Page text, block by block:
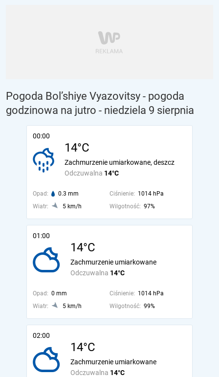
Pogoda Bol’shiye Vyazovitsy - pogoda
godzinowa na jutro - niedziela 9 sierpnia
00:00
14°C
Odczuwalna 14°C
Zachmurzenie umiarkowane, deszcz
Opad: 0.3 mm Ciśnienie: 1014 hPa
Wiatr:
5 km/h Wilgotność: 97%
01:00
14°C
Odczuwalna 14°C
Zachmurzenie umiarkowane
Opad: 0 mm Ciśnienie: 1014 hPa
Wiatr:
5 km/h Wilgotność: 99%
02:00
14°C
Odczuwalna 14°C
Zachmurzenie umiarkowane